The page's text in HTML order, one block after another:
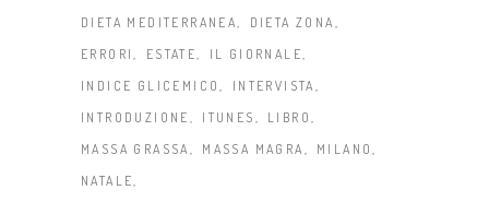
DIETA MEDITERRANEA
DIETA ZONA
ERRORI
ESTATE
IL GIORNALE
INDICE GLICEMICO
INTERVISTA
INTRODUZIONE
ITUNES
LIBRO
MASSA GRASSA
MASSA MAGRA
MILANO
NATALE